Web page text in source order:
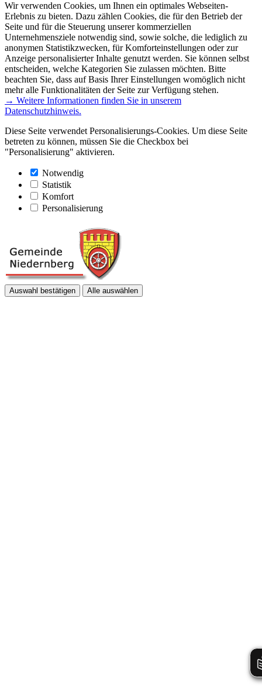
Wir verwenden Cookies, um Ihnen ein optimales Webseiten-
Erlebnis zu bieten. Dazu zählen Cookies, die für den Betrieb der
Seite und für die Steuerung unserer kommerziellen
Unternehmensziele notwendig sind, sowie solche, die lediglich zu
anonymen Statistikzwecken, für Komforteinstellungen oder zur
Anzeige personalisierter Inhalte genutzt werden. Sie können selbst
entscheiden, welche Kategorien Sie zulassen möchten. Bitte
beachten Sie, dass auf Basis Ihrer Einstellungen womöglich nicht
mehr alle Funktionalitäten der Seite zur Verfügung stehen.
→ Weitere Informationen finden Sie in unserem
Datenschutzhinweis.
Diese Seite verwendet Personalisierungs-Cookies. Um diese Seite
betreten zu können, müssen Sie die Checkbox bei
"Personalisierung" aktivieren.
Notwendig
Statistik
Komfort
Personalisierung
Auswahl bestätigen Alle auswählen